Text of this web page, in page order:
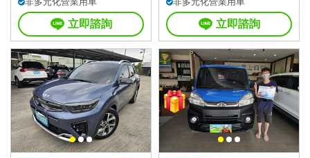
立即諮詢 立即諮詢